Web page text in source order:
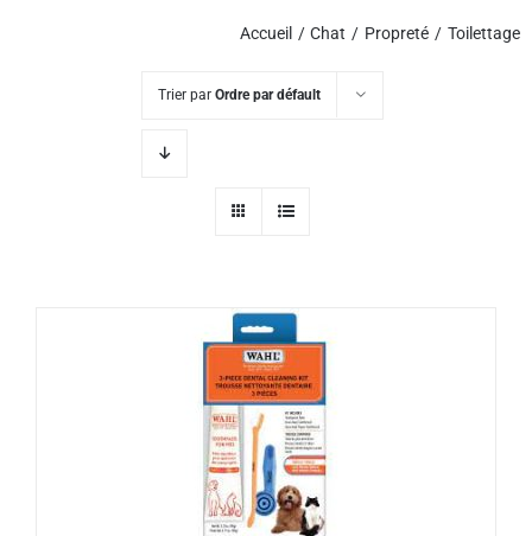
Accueil Chat Propreté Toilettage
Trier par Ordre par défault